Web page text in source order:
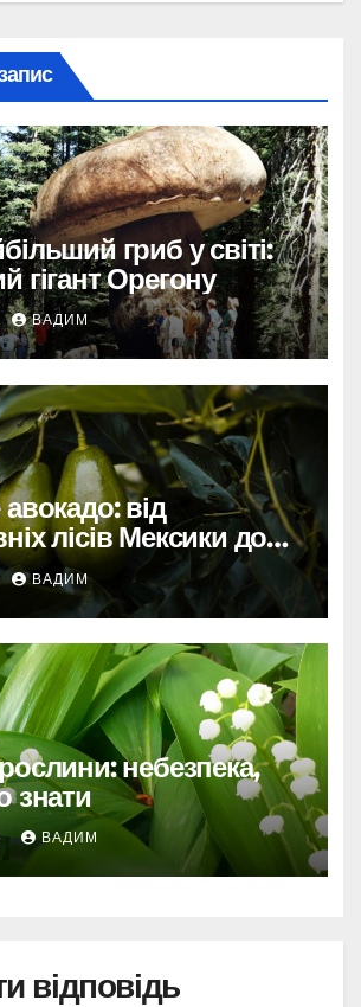
гриб у світі:
гігант Орегону
ВАДИМ
від
лісів Мексики до
світу
ВАДИМ
небезпека,
знати
ВАДИМ
відповідь